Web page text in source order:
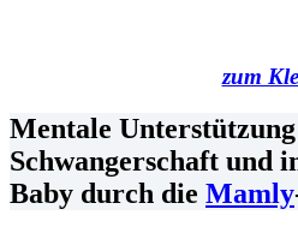
zum
Mentale
Schwangerschaft und
Baby durch die Mamly